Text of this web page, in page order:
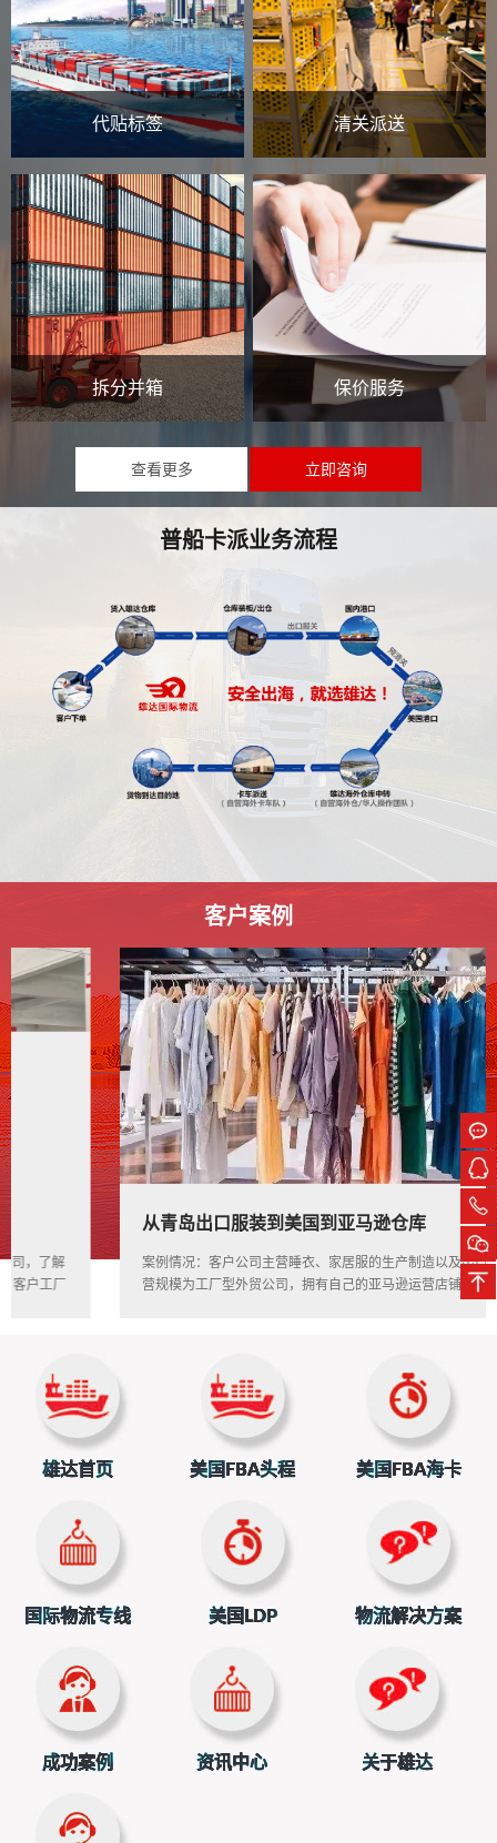
代贴标签 清关派送
拆分并箱 保价服务
查看更多 立即咨询
普船卡派业务流程
客户案例
从青岛出口服装到美国到亚马逊仓库
案例情况：客户公司主营睡衣、家居服的生产制造以及出口业务；经
营规模为工厂型外贸公司，拥有自己的亚马逊运营店铺及运营团队。
雄达首页 美国FBA头程 美国FBA海卡
国际物流专线 美国LDP 物流解决方案
成功案例 资讯中心 关于雄达